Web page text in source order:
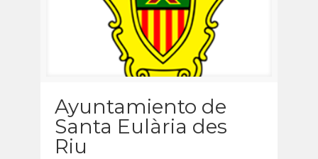
Ayuntamiento de
Santa Eulària des
Riu